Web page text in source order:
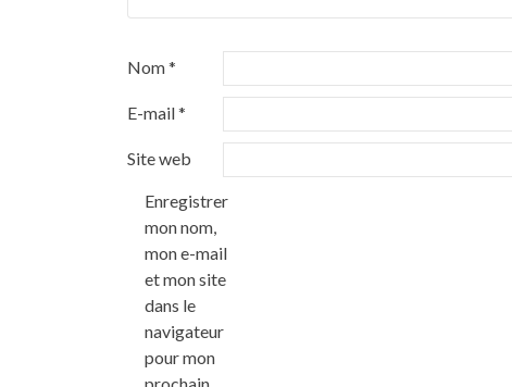
Nom*
E-mail*
Site web
Enregistrer
mon nom,
mon e-mail
et mon site
dans le
navigateur
pour mon